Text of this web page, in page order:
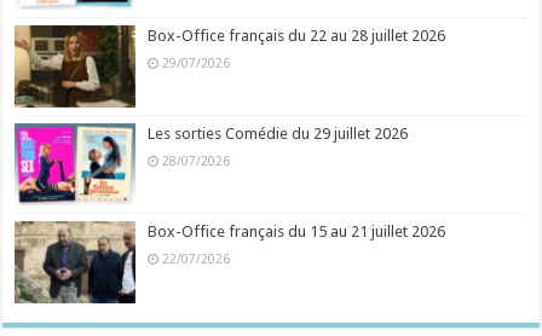
Box-Office français du 22 au 28 juillet 2026
29/07/2026
Les sorties Comédie du 29 juillet 2026
28/07/2026
Box-Office français du 15 au 21 juillet 2026
22/07/2026